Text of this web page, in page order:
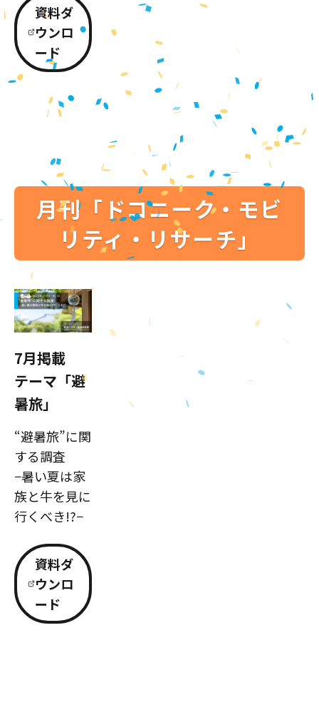
資料ダ
ウンロ
ード
月刊「ドコニーク・モビ
リティ・リサーチ」
7月掲載
テーマ「避
暑旅」
“避暑旅”に関
する調査
−暑い夏は家
族と牛を見に
行くべき!?−
資料ダ
ウンロ
ード